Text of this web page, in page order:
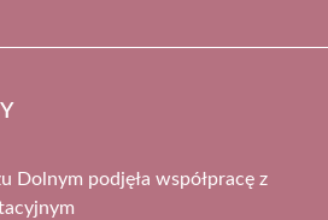
Dolnym podjęła współpracę z